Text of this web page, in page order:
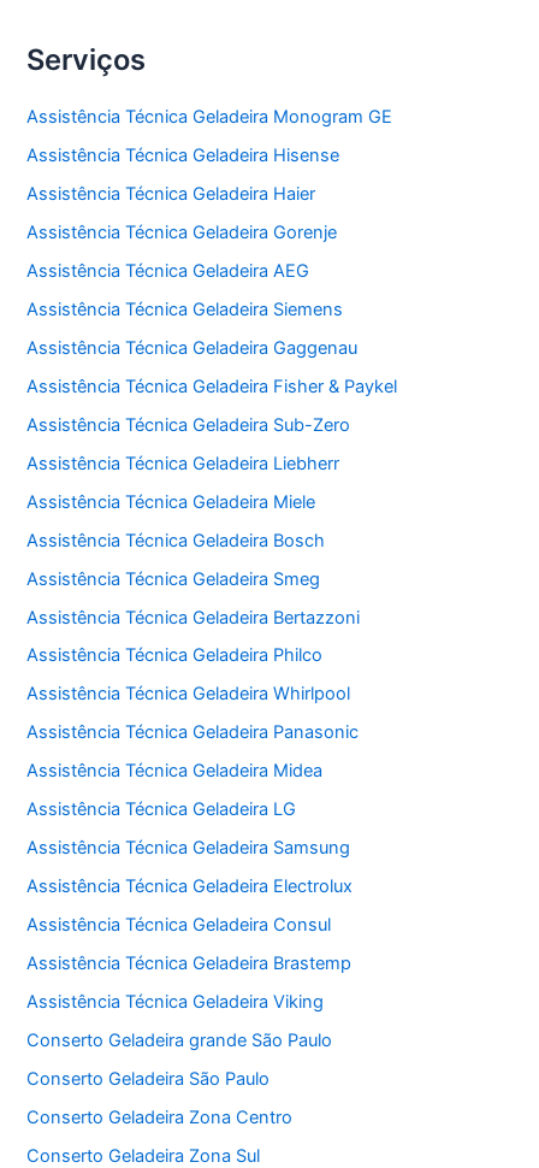
Serviços
Assistência Técnica Geladeira Monogram GE
Assistência Técnica Geladeira Hisense
Assistência Técnica Geladeira Haier
Assistência Técnica Geladeira Gorenje
Assistência Técnica Geladeira AEG
Assistência Técnica Geladeira Siemens
Assistência Técnica Geladeira Gaggenau
Assistência Técnica Geladeira Fisher & Paykel
Assistência Técnica Geladeira Sub-Zero
Assistência Técnica Geladeira Liebherr
Assistência Técnica Geladeira Miele
Assistência Técnica Geladeira Bosch
Assistência Técnica Geladeira Smeg
Assistência Técnica Geladeira Bertazzoni
Assistência Técnica Geladeira Philco
Assistência Técnica Geladeira Whirlpool
Assistência Técnica Geladeira Panasonic
Assistência Técnica Geladeira Midea
Assistência Técnica Geladeira LG
Assistência Técnica Geladeira Samsung
Assistência Técnica Geladeira Electrolux
Assistência Técnica Geladeira Consul
Assistência Técnica Geladeira Brastemp
Assistência Técnica Geladeira Viking
Conserto Geladeira grande São Paulo
Conserto Geladeira São Paulo
Conserto Geladeira Zona Centro
Conserto Geladeira Zona Sul